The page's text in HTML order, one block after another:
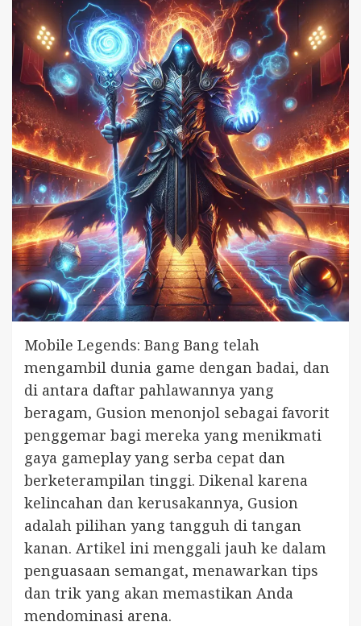
Mobile Legends: Bang Bang telah
mengambil dunia game dengan badai, dan
di antara daftar pahlawannya yang
beragam, Gusion menonjol sebagai favorit
penggemar bagi mereka yang menikmati
gaya gameplay yang serba cepat dan
berketerampilan tinggi. Dikenal karena
kelincahan dan kerusakannya, Gusion
adalah pilihan yang tangguh di tangan
kanan. Artikel ini menggali jauh ke dalam
penguasaan semangat, menawarkan tips
dan trik yang akan memastikan Anda
mendominasi arena.